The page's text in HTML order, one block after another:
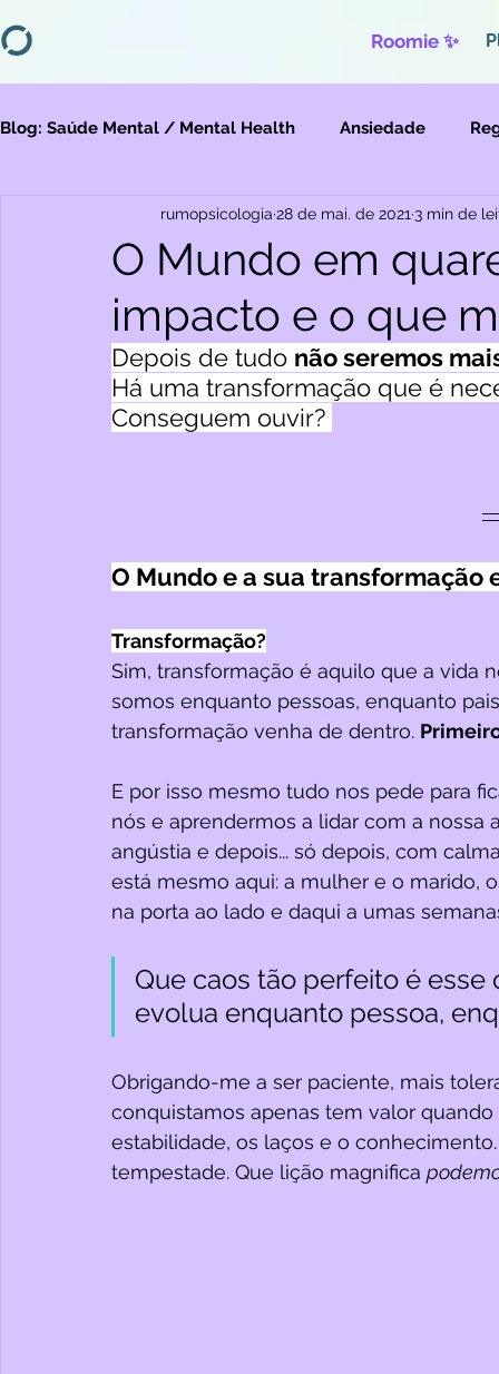
Roomie ✨
Blog: Saúde Mental / Mental Health Ansiedade
Migração Violências
O Mundo em
impacto e o que
rumopsicologia 28 de mai. de 2021 3 min de
Depois de tudo não seremos
Há uma transformação que é
Conseguem ouvir?
O Mundo e a sua transformação
Transformação?
Sim, transformação é aquilo que a vida
somos enquanto pessoas, enquanto
transformação venha de dentro.
E por isso mesmo tudo nos pede para
nós e aprendermos a lidar com a
angústia e depois... só depois, com
está mesmo aqui: a mulher e o marido,
na porta ao lado e daqui a umas
Que caos tão perfeito é
evolua enquanto pessoa,
Obrigando-me a ser paciente, mais
conquistamos apenas tem valor
estabilidade, os laços e o
tempestade. Que lição magnifica